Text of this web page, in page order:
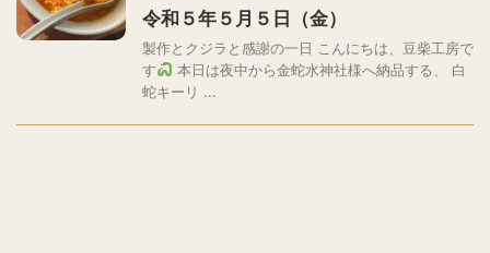
令和５年５月５日（金）
製作とクジラと感謝の一日 こんにちは、豆柴工房で
す
本日は夜中から金蛇水神社様へ納品する、 白
蛇キーリ ...